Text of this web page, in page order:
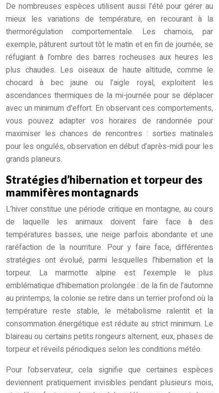
De nombreuses espèces utilisent aussi l’été pour gérer au
mieux les variations de température, en recourant à la
thermorégulation comportementale. Les chamois, par
exemple, pâturent surtout tôt le matin et en fin de journée, se
réfugiant à l’ombre des barres rocheuses aux heures les
plus chaudes. Les oiseaux de haute altitude, comme le
chocard à bec jaune ou l’aigle royal, exploitent les
ascendances thermiques de la mi-journée pour se déplacer
avec un minimum d’effort. En observant ces comportements,
vous pouvez adapter vos horaires de randonnée pour
maximiser les chances de rencontres : sorties matinales
pour les ongulés, observation en début d’après-midi pour les
grands planeurs.
Stratégies d’hibernation et torpeur des
mammifères montagnards
L’hiver constitue une période critique en montagne, au cours
de laquelle les animaux doivent faire face à des
températures basses, une neige parfois abondante et une
raréfaction de la nourriture. Pour y faire face, différentes
stratégies ont évolué, parmi lesquelles l’hibernation et la
torpeur. La marmotte alpine est l’exemple le plus
emblématique d’hibernation prolongée : de la fin de l’automne
au printemps, la colonie se retire dans un terrier profond où la
température reste stable, le métabolisme ralentit et la
consommation énergétique est réduite au strict minimum. Le
blaireau ou certains petits rongeurs alternent, eux, phases de
torpeur et réveils périodiques selon les conditions météo.
Pour l’observateur, cela signifie que certaines espèces
deviennent pratiquement invisibles pendant plusieurs mois,